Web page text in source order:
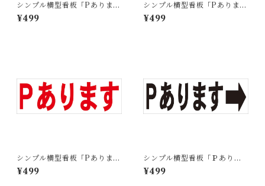
シンプル横型看板「Pあります
(黒)」【駐車場】屋外可
¥499
シンプル横型看板「Pあります
(青)」【駐車場】屋外可
¥499
シンプル横型看板「Pあります
(赤)」【駐車場】屋外可
¥499
シンプル横型看板「Ｐありま
す 右矢印(黒)」【駐車場】屋
外可
¥499